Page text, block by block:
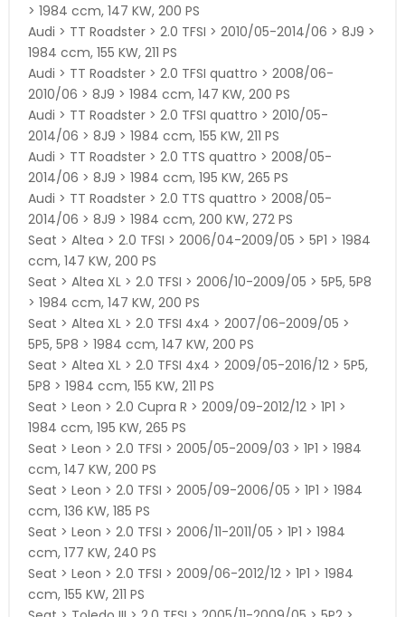
> 1984 ccm, 147 KW, 200 PS
Audi > TT Roadster > 2.0 TFSI > 2010/05-2014/06 > 8J9 >
1984 ccm, 155 KW, 211 PS
Audi > TT Roadster > 2.0 TFSI quattro > 2008/06-
2010/06 > 8J9 > 1984 ccm, 147 KW, 200 PS
Audi > TT Roadster > 2.0 TFSI quattro > 2010/05-
2014/06 > 8J9 > 1984 ccm, 155 KW, 211 PS
Audi > TT Roadster > 2.0 TTS quattro > 2008/05-
2014/06 > 8J9 > 1984 ccm, 195 KW, 265 PS
Audi > TT Roadster > 2.0 TTS quattro > 2008/05-
2014/06 > 8J9 > 1984 ccm, 200 KW, 272 PS
Seat > Altea > 2.0 TFSI > 2006/04-2009/05 > 5P1 > 1984
ccm, 147 KW, 200 PS
Seat > Altea XL > 2.0 TFSI > 2006/10-2009/05 > 5P5, 5P8
> 1984 ccm, 147 KW, 200 PS
Seat > Altea XL > 2.0 TFSI 4x4 > 2007/06-2009/05 >
5P5, 5P8 > 1984 ccm, 147 KW, 200 PS
Seat > Altea XL > 2.0 TFSI 4x4 > 2009/05-2016/12 > 5P5,
5P8 > 1984 ccm, 155 KW, 211 PS
Seat > Leon > 2.0 Cupra R > 2009/09-2012/12 > 1P1 >
1984 ccm, 195 KW, 265 PS
Seat > Leon > 2.0 TFSI > 2005/05-2009/03 > 1P1 > 1984
ccm, 147 KW, 200 PS
Seat > Leon > 2.0 TFSI > 2005/09-2006/05 > 1P1 > 1984
ccm, 136 KW, 185 PS
Seat > Leon > 2.0 TFSI > 2006/11-2011/05 > 1P1 > 1984
ccm, 177 KW, 240 PS
Seat > Leon > 2.0 TFSI > 2009/06-2012/12 > 1P1 > 1984
ccm, 155 KW, 211 PS